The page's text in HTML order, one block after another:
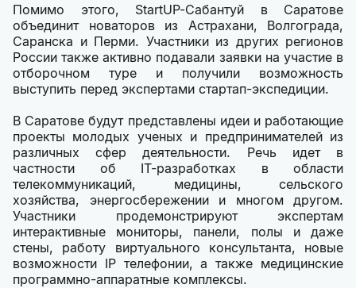
Помимо этого, StartUP-Сабантуй в Саратове
объединит новаторов из Астрахани, Волгограда,
Саранска и Перми. Участники из других регионов
России также активно подавали заявки на участие в
отборочном туре и получили возможность
выступить перед экспертами стартап-экспедиции.
В Саратове будут представлены идеи и работающие
проекты молодых ученых и предпринимателей из
различных сфер деятельности. Речь идет в
частности об IT-разработках в области
телекоммуникаций, медицины, сельского
хозяйства, энергосбережении и многом другом.
Участники продемонстрируют экспертам
интерактивные мониторы, панели, полы и даже
стены, работу виртуального консультанта, новые
возможности IP телефонии, а также медицинские
программно-аппаратные комплексы.